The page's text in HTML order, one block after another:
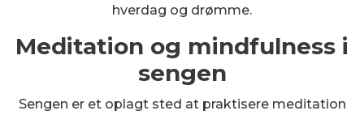
hverdag og drømme.
Meditation og mindfulness i
sengen
Sengen er et oplagt sted at praktisere meditation